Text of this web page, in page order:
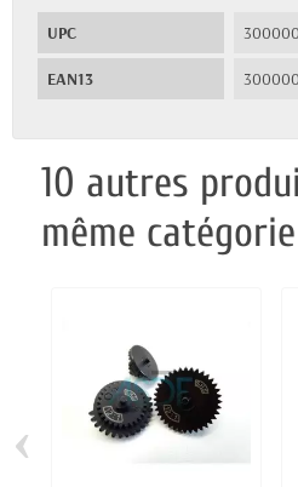
UPC
EAN13
10 autres
même
‹